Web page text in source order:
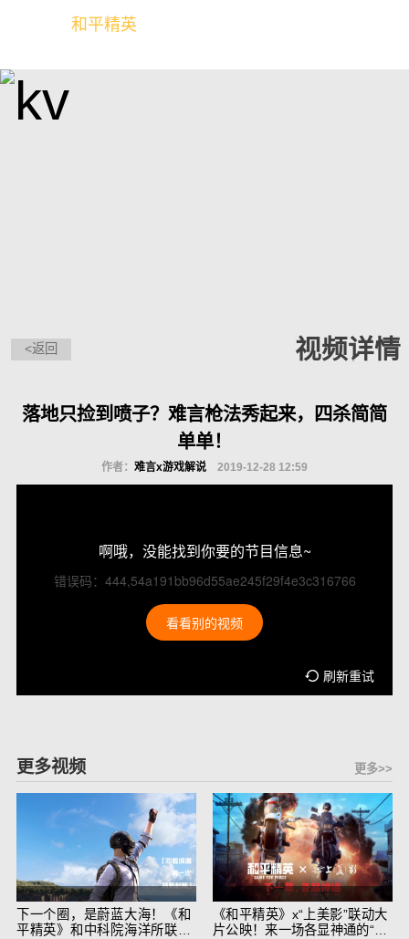
和平精英
<返回 视频详情
落地只捡到喷子？难言枪法秀起来，四杀简简
单单！
作者：难言x游戏解说 2019-12-28 12:59
啊哦，没能找到你要的节目信息~
错误码：444,54a191bb96d55ae245f29f4e3c316766
看看别的视频
刷新重试
更多视频 更多>>
下一个圈，是蔚蓝大海！《和
平精英》和中科院海洋所联动
《和平精英》x“上美影”联动大
片公映！来一场各显神通的“光